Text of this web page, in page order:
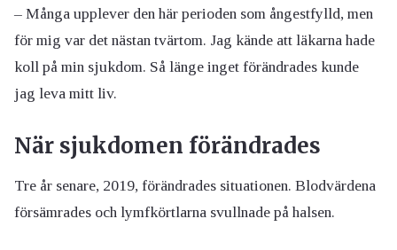
– Många upplever den här perioden som ångestfylld, men
för mig var det nästan tvärtom. Jag kände att läkarna hade
koll på min sjukdom. Så länge inget förändrades kunde
jag leva mitt liv.
När sjukdomen förändrades
Tre år senare, 2019, förändrades situationen. Blodvärdena
försämrades och lymfkörtlarna svullnade på halsen.